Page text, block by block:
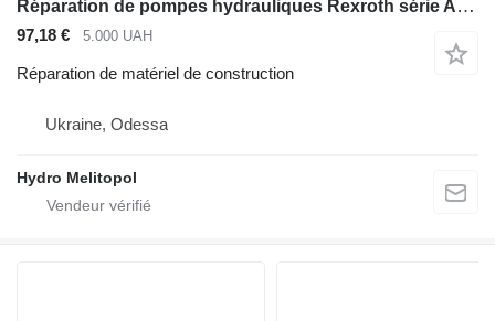
Réparation de pompes hydrauliques Rexroth série A4VSO
97,18 € 5.000 UAH
Réparation de matériel de construction
Ukraine, Odessa
Hydro Melitopol